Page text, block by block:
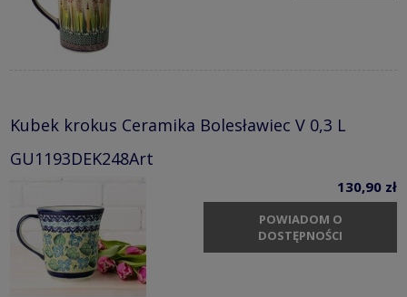
Kubek krokus Ceramika Bolesławiec V 0,3 L
GU1193DEK248Art
130,90 zł
POWIADOM O
DOSTĘPNOŚCI